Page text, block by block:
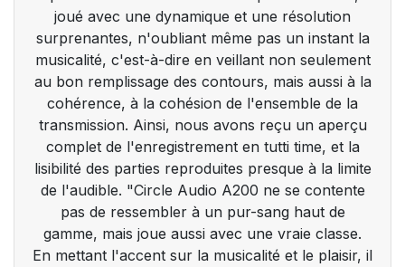
joué avec une dynamique et une résolution
surprenantes, n'oubliant même pas un instant la
musicalité, c'est-à-dire en veillant non seulement
au bon remplissage des contours, mais aussi à la
cohérence, à la cohésion de l'ensemble de la
transmission. Ainsi, nous avons reçu un aperçu
complet de l'enregistrement en tutti time, et la
lisibilité des parties reproduites presque à la limite
de l'audible. "Circle Audio A200 ne se contente
pas de ressembler à un pur-sang haut de
gamme, mais joue aussi avec une vraie classe.
En mettant l'accent sur la musicalité et le plaisir, il